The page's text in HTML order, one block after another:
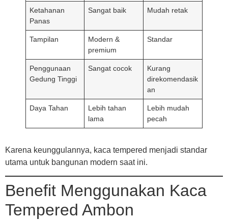
Ketahanan
Panas
Sangat baik Mudah retak
Tampilan
Modern &
premium
Standar
Penggunaan
Gedung Tinggi
Sangat cocok
Kurang
direkomendasik
an
Daya Tahan
Lebih tahan
lama
Lebih mudah
pecah
Karena keunggulannya, kaca tempered menjadi standar
utama untuk bangunan modern saat ini.
Benefit Menggunakan Kaca
Tempered Ambon